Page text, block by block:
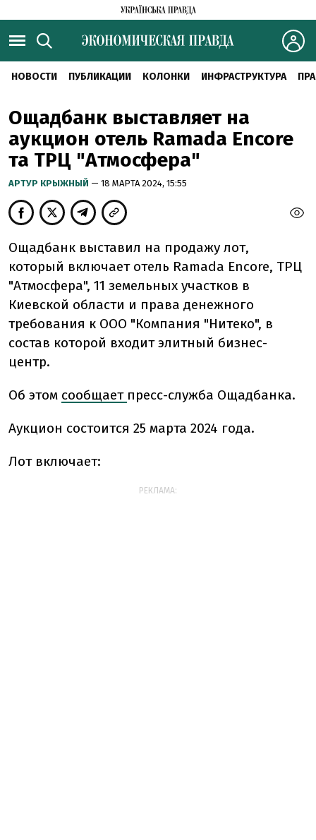
НОВОСТИ ПУБЛИКАЦИИ КОЛОНКИ ИНФРАСТРУКТУРА
Ощадбанк выставляет на
аукцион отель Ramada Encore
та ТРЦ "Атмосфера"
АРТУР КРЫЖНЫЙ — 18 МАРТА 2024, 15:55
Ощадбанк выставил на продажу лот,
который включает отель Ramada Encore, ТРЦ
"Атмосфера", 11 земельных участков в
Киевской области и права денежного
требования к ООО "Компания "Нитеко", в
состав которой входит элитный бизнес-
центр.
Об этом сообщает пресс-служба Ощадбанка.
Аукцион состоится 25 марта 2024 года.
Лот включает:
РЕКЛАМА: